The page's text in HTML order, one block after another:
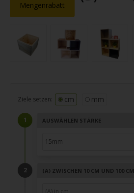
Mengenrabatt
Ziele setzen: cm mm
AUSWÄHLEN STÄRKE
(A) ZWISCHEN 10 CM UND 100 CM